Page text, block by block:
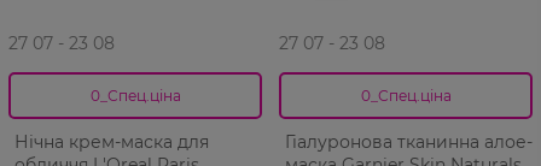
27 07 - 23 08
0_Спец.ціна
Нічна крем-маска для
27 07 - 23 08
0_Спец.ціна
Гіалуронова тканинна алое-